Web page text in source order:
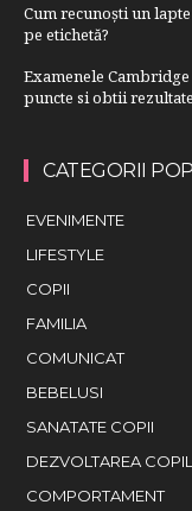
Cum recunoști un
pe etichetă?
Examenele
puncte si obtii
CATEGORII
EVENIMENTE
LIFESTYLE
COPII
FAMILIA
COMUNICAT
BEBELUSI
SANATATE COPII
DEZVOLTAREA
COMPORTAMENT